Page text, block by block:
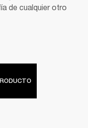
de cualquier otro